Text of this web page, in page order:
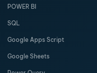
POWER BI
SQL
Google Apps Script
Google Sheets